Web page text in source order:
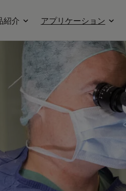
紹介 アプリケーション